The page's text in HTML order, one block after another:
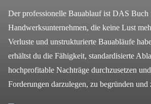
Der professionelle Bauablauf ist DAS Buch
Handwerksunternehmen, die keine Lust
Verluste und unstrukturierte Bauabläufe
erhältst du die Fähigkeit, standardisierte
hochprofitable Nachträge durchzusetzen
Forderungen darzulegen, zu begründen und